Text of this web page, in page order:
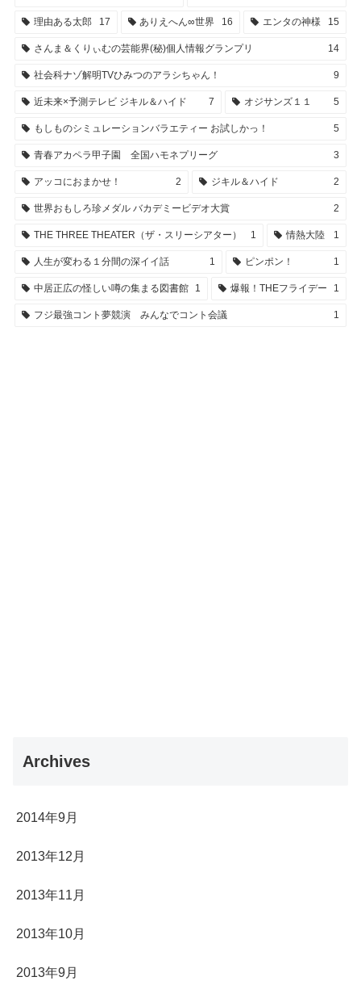
理由ある太郎 17 ありえへん∞世界 16 エンタの神様 15
さんま＆くりぃむの芸能界(秘)個人情報グランプリ 14
社会科ナゾ解明TVひみつのアラシちゃん！ 9
近未来×予測テレビ ジキル＆ハイド 7 オジサンズ１１ 5
もしものシミュレーションバラエティー お試しかっ！ 5
青春アカペラ甲子園 全国ハモネプリーグ 3
アッコにおまかせ！ 2 ジキル＆ハイド 2
世界おもしろ珍メダル バカデミービデオ大賞 2
THE THREE THEATER（ザ・スリーシアター） 1 情熱大陸 1
人生が変わる１分間の深イイ話 1 ピンポン！ 1
中居正広の怪しい噂の集まる図書館 1 爆報！THEフライデー 1
フジ最強コント夢競演 みんなでコント会議 1
Archives
2014年9月
2013年12月
2013年11月
2013年10月
2013年9月